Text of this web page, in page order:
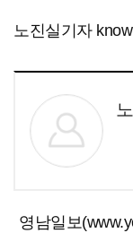
노진실기자
영남일보